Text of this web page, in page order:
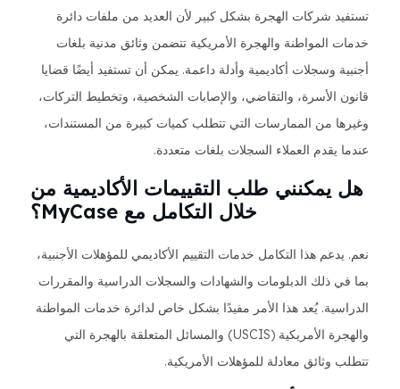
تستفيد شركات الهجرة بشكل كبير لأن العديد من ملفات دائرة
خدمات المواطنة والهجرة الأمريكية تتضمن وثائق مدنية بلغات
أجنبية وسجلات أكاديمية وأدلة داعمة. يمكن أن تستفيد أيضًا قضايا
قانون الأسرة، والتقاضي، والإصابات الشخصية، وتخطيط التركات،
وغيرها من الممارسات التي تتطلب كميات كبيرة من المستندات،
عندما يقدم العملاء السجلات بلغات متعددة.
هل يمكنني طلب التقييمات الأكاديمية من
خلال التكامل مع MyCase؟
نعم. يدعم هذا التكامل خدمات التقييم الأكاديمي للمؤهلات الأجنبية،
بما في ذلك الدبلومات والشهادات والسجلات الدراسية والمقررات
الدراسية. يُعد هذا الأمر مفيدًا بشكل خاص لدائرة خدمات المواطنة
والهجرة الأمريكية (USCIS) والمسائل المتعلقة بالهجرة التي
تتطلب وثائق معادلة للمؤهلات الأمريكية.